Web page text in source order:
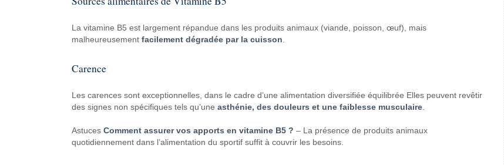
La vitamine B5 est largement répandue dans les produits animaux (viande, poisson, œuf), mais
malheureusement facilement dégradée par la cuisson
Carence
Les carences sont exceptionnelles, dans le cadre d’une alimentation diversifiée équilibrée Elles peuvent revêtir
des signes non spécifiques tels qu’une asthénie, des douleurs et une faiblesse musculaire.
Astuces Comment assurer vos apports en vitamine B5 ? – La présence de produits animaux
quotidiennement dans l’alimentation du sportif suffit à couvrir les besoins.